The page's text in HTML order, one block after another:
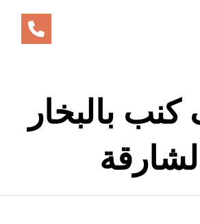
بالبخار
الشارقة